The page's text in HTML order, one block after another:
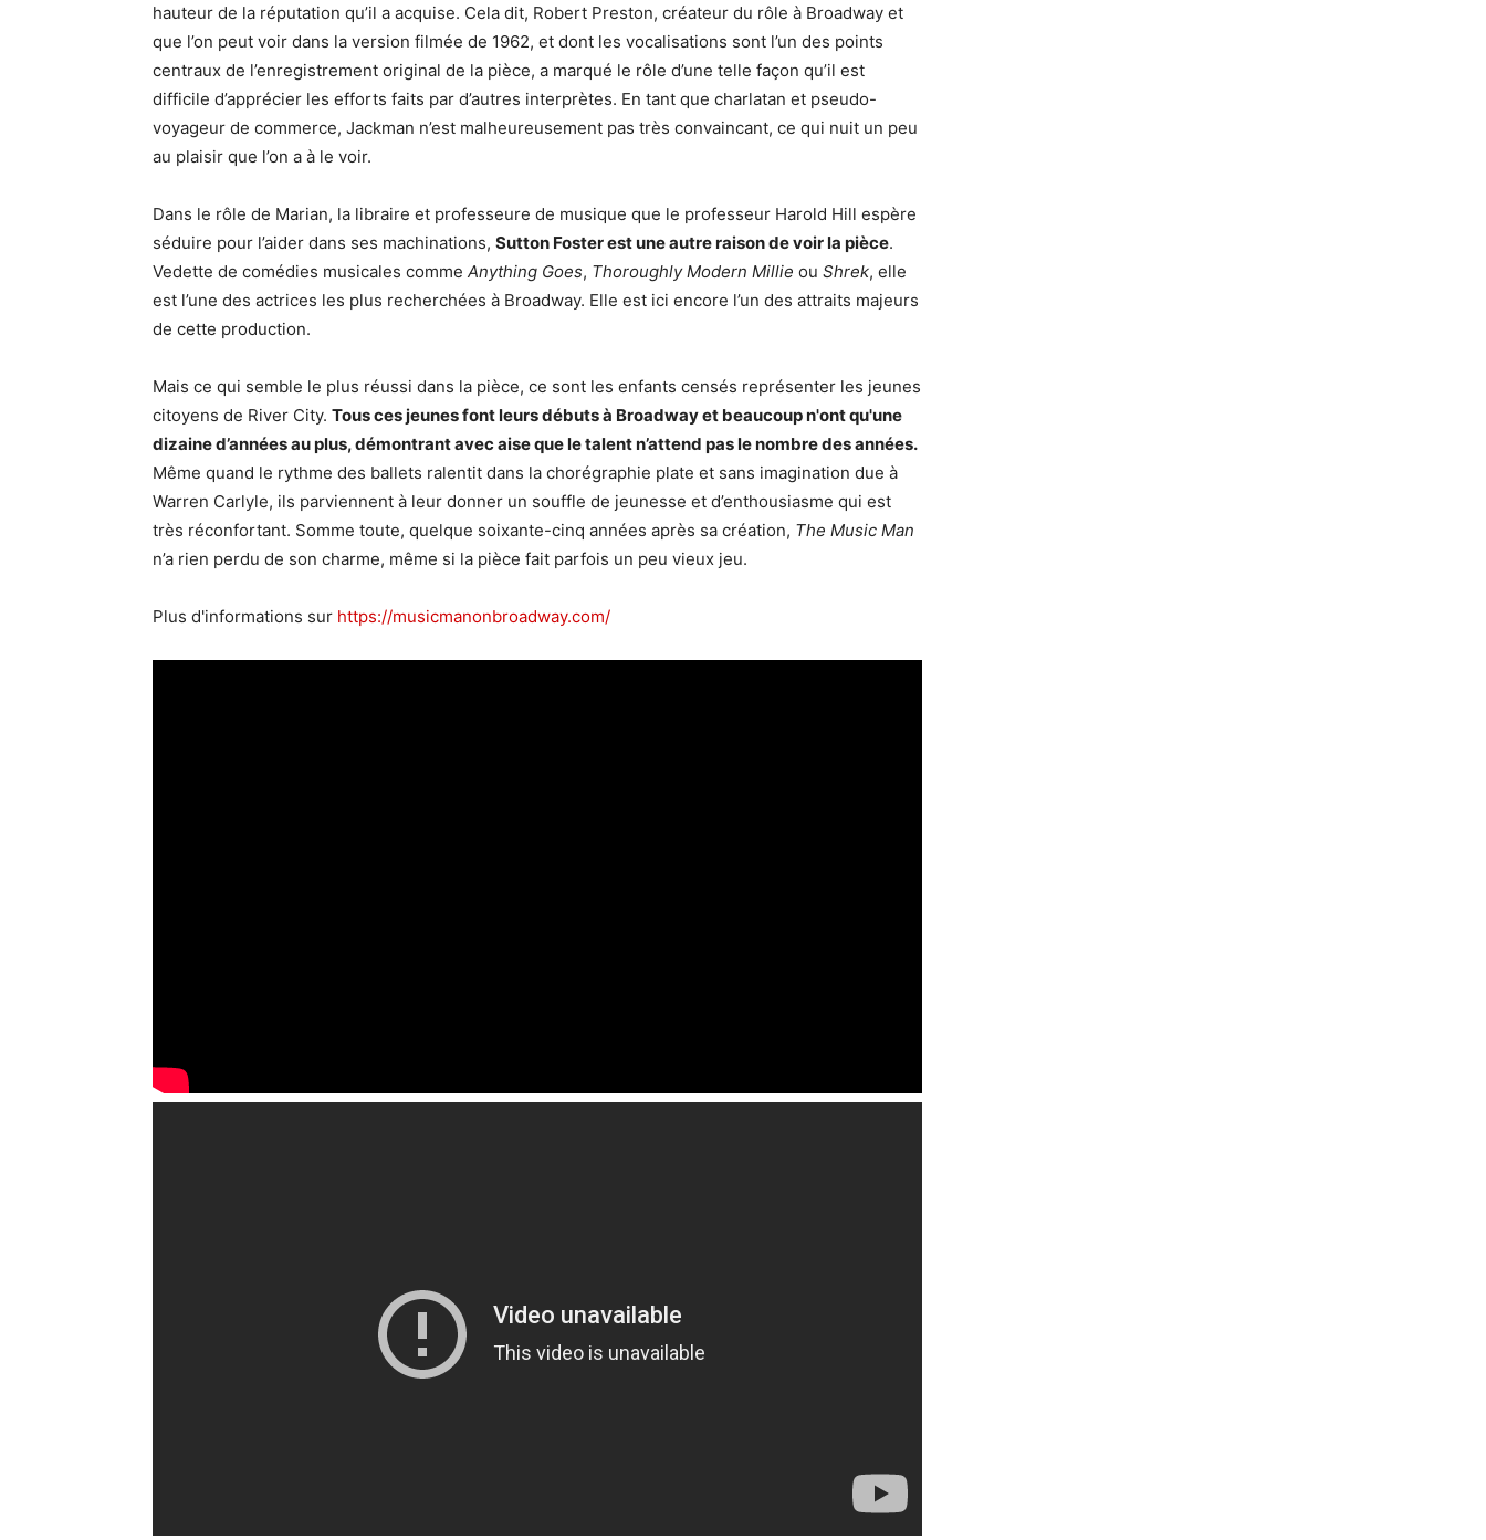
hauteur de la réputation qu’il a acquise. Cela dit, Robert Preston, créateur du rôle à Broadway et
que l’on peut voir dans la version filmée de 1962, et dont les vocalisations sont l’un des points
centraux de l’enregistrement original de la pièce, a marqué le rôle d’une telle façon qu’il est
difficile d’apprécier les efforts faits par d’autres interprètes. En tant que charlatan et pseudo-
voyageur de commerce, Jackman n’est malheureusement pas très convaincant, ce qui nuit un peu
au plaisir que l’on a à le voir.
Dans le rôle de Marian, la libraire et professeure de musique que le professeur Harold Hill espère
séduire pour l’aider dans ses machinations, Sutton Foster est une autre raison de voir la pièce.
Vedette de comédies musicales comme Anything Goes, Thoroughly Modern Millie ou Shrek, elle
est l’une des actrices les plus recherchées à Broadway. Elle est ici encore l’un des attraits majeurs
de cette production.
Mais ce qui semble le plus réussi dans la pièce, ce sont les enfants censés représenter les jeunes
citoyens de River City. Tous ces jeunes font leurs débuts à Broadway et beaucoup n'ont qu'une
dizaine d’années au plus, démontrant avec aise que le talent n’attend pas le nombre des années.
Même quand le rythme des ballets ralentit dans la chorégraphie plate et sans imagination due à
Warren Carlyle, ils parviennent à leur donner un souffle de jeunesse et d’enthousiasme qui est
très réconfortant. Somme toute, quelque soixante-cinq années après sa création, The Music Man
n’a rien perdu de son charme, même si la pièce fait parfois un peu vieux jeu.
Plus d'informations sur https://musicmanonbroadway.com/